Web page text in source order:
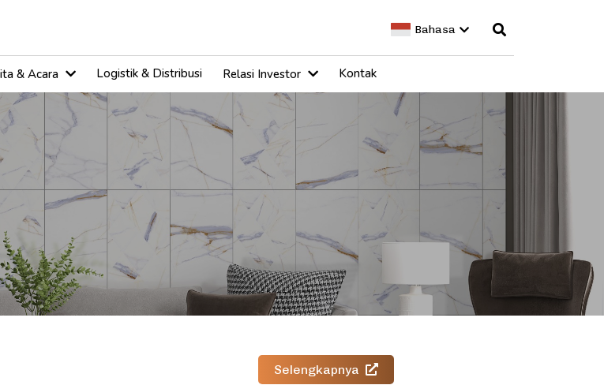
Bahasa
& Acara Logistik & Distribusi Relasi Investor Kontak
Selengkapnya